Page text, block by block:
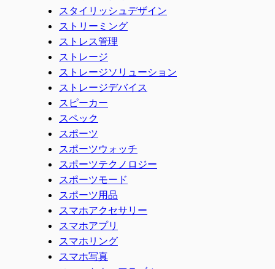
スタイリッシュデザイン
ストリーミング
ストレス管理
ストレージ
ストレージソリューション
ストレージデバイス
スピーカー
スペック
スポーツ
スポーツウォッチ
スポーツテクノロジー
スポーツモード
スポーツ用品
スマホアクセサリー
スマホアプリ
スマホリング
スマホ写真